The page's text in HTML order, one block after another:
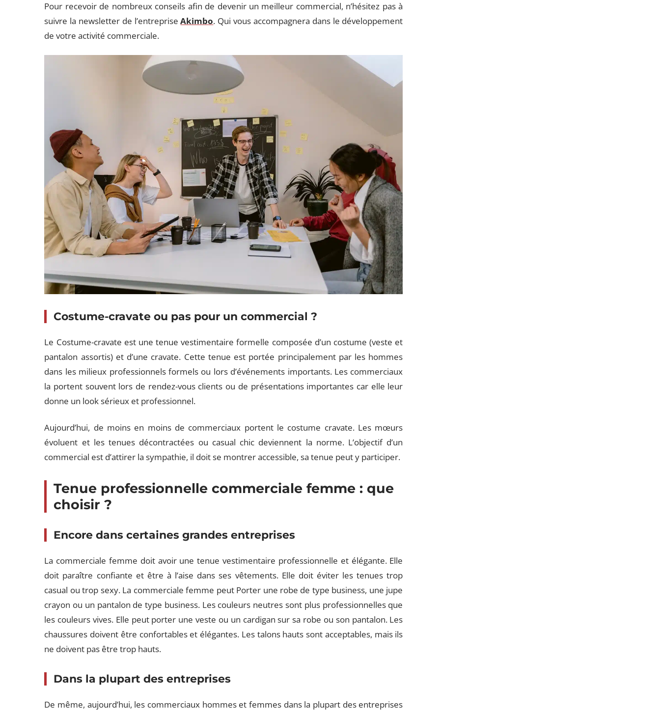
Pour recevoir de nombreux conseils afin de devenir un meilleur commercial, n’hésitez pas à
suivre la newsletter de l’entrepriseAkimbo. Qui vous accompagnera dans le développement
de votre activité commerciale.
Costume-cravate ou pas pour un commercial ?
Le Costume-cravate est une tenue vestimentaire formelle composée d’un costume (veste et
pantalon assortis) et d’une cravate. Cette tenue est portée principalement par les hommes
dans les milieux professionnels formels ou lors d’événements importants. Les commerciaux
la portent souvent lors de rendez-vous clients ou de présentations importantes car elle leur
donne un look sérieux et professionnel.
Aujourd’hui, de moins en moins de commerciaux portent le costume cravate. Les mœurs
évoluent et les tenues décontractées ou casual chic deviennent la norme. L’objectif d’un
commercial est d’attirer la sympathie, il doit se montrer accessible, sa tenue peut y participer.
Tenue professionnelle commerciale femme : que
choisir ?
Encore dans certaines grandes entreprises
La commerciale femme doit avoir une tenue vestimentaire professionnelle et élégante. Elle
doit paraître confiante et être à l’aise dans ses vêtements. Elle doit éviter les tenues trop
casual ou trop sexy. La commerciale femme peut Porter une robe de type business, une jupe
crayon ou un pantalon de type business. Les couleurs neutres sont plus professionnelles que
les couleurs vives. Elle peut porter une veste ou un cardigan sur sa robe ou son pantalon. Les
chaussures doivent être confortables et élégantes. Les talons hauts sont acceptables, mais ils
ne doivent pas être trop hauts.
Dans la plupart des entreprises
De même, aujourd’hui, les commerciaux hommes et femmes dans la plupart des entreprises